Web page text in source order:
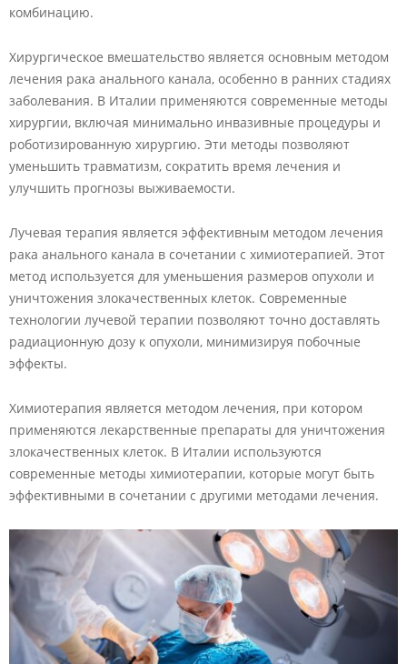
комбинацию.
Хирургическое вмешательство является основным методом
лечения рака анального канала, особенно в ранних стадиях
заболевания. В Италии применяются современные методы
хирургии, включая минимально инвазивные процедуры и
роботизированную хирургию. Эти методы позволяют
уменьшить травматизм, сократить время лечения и
улучшить прогнозы выживаемости.
Лучевая терапия является эффективным методом лечения
рака анального канала в сочетании с химиотерапией. Этот
метод используется для уменьшения размеров опухоли и
уничтожения злокачественных клеток. Современные
технологии лучевой терапии позволяют точно доставлять
радиационную дозу к опухоли, минимизируя побочные
эффекты.
Химиотерапия является методом лечения, при котором
применяются лекарственные препараты для уничтожения
злокачественных клеток. В Италии используются
современные методы химиотерапии, которые могут быть
эффективными в сочетании с другими методами лечения.